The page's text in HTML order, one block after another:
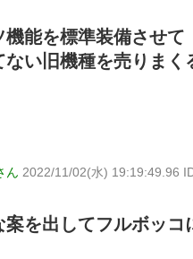
能を標準装備させて
い旧機種を売りまく
ん 2022/11/02(水) 19:19:49.96
を出してフルボッコ